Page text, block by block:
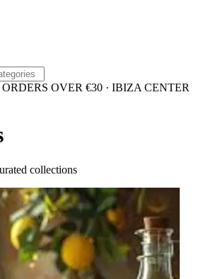
OVER €30 · IBIZA CENTER
collections